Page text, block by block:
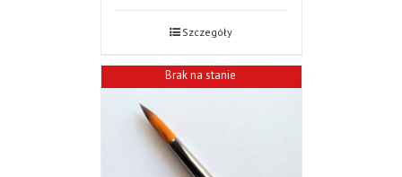
Szczegóły
Brak na stanie